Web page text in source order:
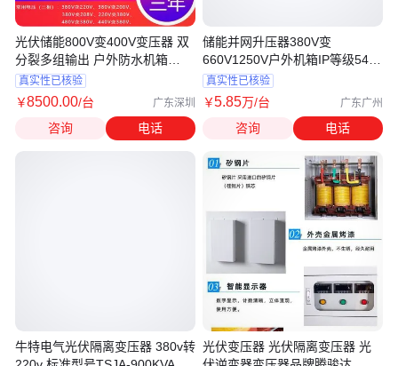
光伏储能800V变400V变压器 双
分裂多组输出 户外防水机箱
98%效率
真实性已核验
￥8500.00/台 广东深圳
咨询 电话
牛特电气光伏隔离变压器 380v转
储能并网升压器380V变
660V1250V户外机箱IP等级54
输入输出带零线
真实性已核验
￥5.85万/台 广东广州
咨询 电话
光伏变压器 光伏隔离变压器 光